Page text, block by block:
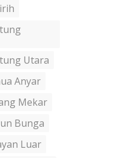
Utara
Anyar
Mekar
Bunga
Luar